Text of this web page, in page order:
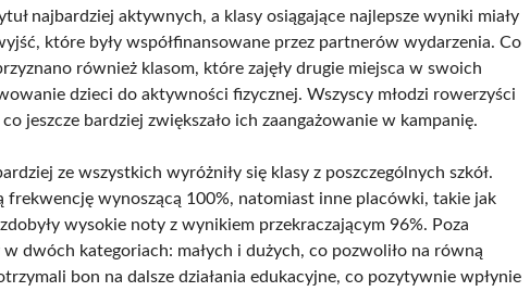
najbardziej aktywnych, a klasy osiągające najlepsze wyniki miały
które były współfinansowane przez partnerów wydarzenia. Co
również klasom, które zajęły drugie miejsca w swoich
dzieci do aktywności fizycznej. Wszyscy młodzi rowerzyści
jeszcze bardziej zwiększało ich zaangażowanie w kampanię.
ze wszystkich wyróżniły się klasy z poszczególnych szkół.
frekwencję wynoszącą 100%, natomiast inne placówki, takie jak
wysokie noty z wynikiem przekraczającym 96%. Poza
dwóch kategoriach: małych i dużych, co pozwoliło na równą
bon na dalsze działania edukacyjne, co pozytywnie wpłynie